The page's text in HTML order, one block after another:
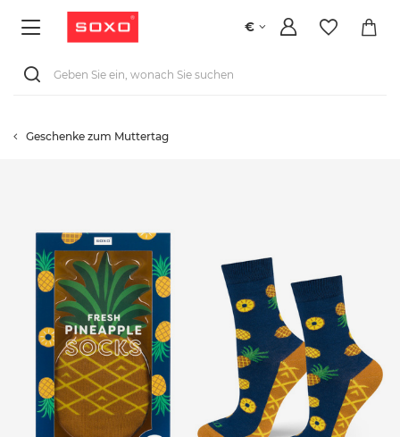
€
Geschenke zum Muttertag